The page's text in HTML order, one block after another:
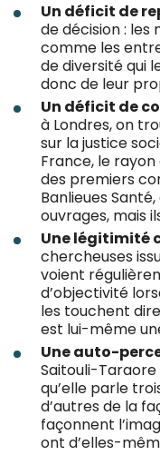
Un déficit de
de décision : les
comme les
de diversité qui
donc de leur
Un déficit de
à Londres, on
sur la justice
France, le
des premiers
Banlieues
ouvrages, mais
Une légitimité
chercheuses
voient
d’objectivité
les touchent
est lui-même
Une auto-
Saitouli-
qu’elle parle
d’autres de la
façonnent
ont d’elles-